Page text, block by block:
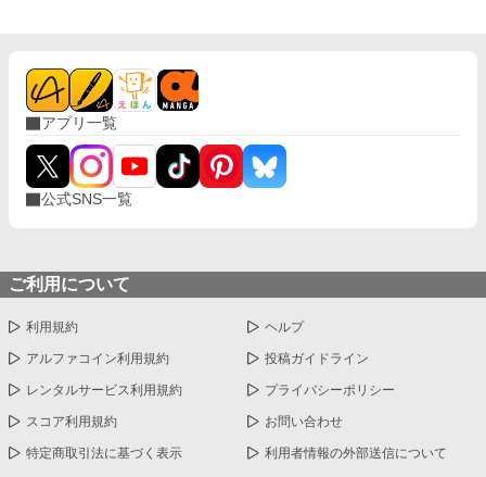
アプリ一覧
公式SNS一覧
ご利用について
利用規約 ヘルプ
アルファコイン利用規約 投稿ガイドライン
レンタルサービス利用規約 プライバシーポリシー
スコア利用規約 お問い合わせ
特定商取引法に基づく表示 利用者情報の外部送信について